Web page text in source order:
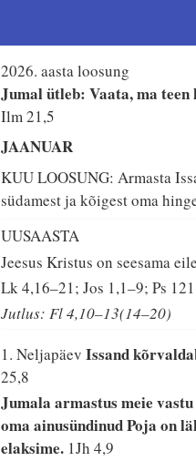
2026. aasta loosung
Jumal ütleb: Vaata, ma teen
Ilm 21,5
JAANUAR
KUU LOOSUNG: Armasta
südamest ja kõigest oma
UUSAASTA
Jeesus Kristus on seesama
Lk 4,16–21; Jos 1,1–9; Ps 121
Jutlus: Fl 4,10–13(14–20)
1. NeljapäevIssand
25,8
Jumala armastus meie
oma ainusündinud Poja on
elaksime. 1Jh 4,9